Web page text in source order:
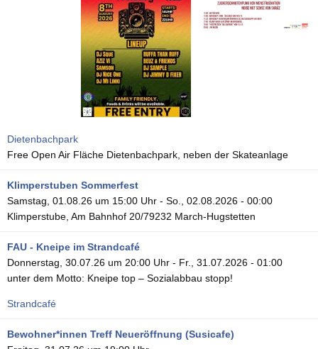
Dietenbachpark
Free Open Air Fläche Dietenbachpark, neben der Skateanlage
Klimperstuben Sommerfest
Samstag, 01.08.26 um 15:00 Uhr - So., 02.08.2026 - 00:00
Klimperstube, Am Bahnhof 20/79232 March-Hugstetten
FAU - Kneipe im Strandcafé
Donnerstag, 30.07.26 um 20:00 Uhr - Fr., 31.07.2026 - 01:00
unter dem Motto: Kneipe top – Sozialabbau stopp!
Strandcafé
Bewohner*innen Treff Neueröffnung (Susicafe)